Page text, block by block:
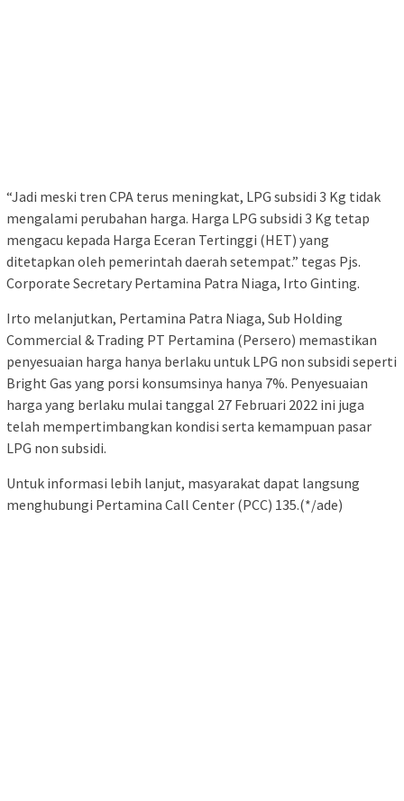
“Jadi meski tren CPA terus meningkat, LPG subsidi 3 Kg tidak
mengalami perubahan harga. Harga LPG subsidi 3 Kg tetap
mengacu kepada Harga Eceran Tertinggi (HET) yang
ditetapkan oleh pemerintah daerah setempat.” tegas Pjs.
Corporate Secretary Pertamina Patra Niaga, Irto Ginting.
Irto melanjutkan, Pertamina Patra Niaga, Sub Holding
Commercial & Trading PT Pertamina (Persero) memastikan
penyesuaian harga hanya berlaku untuk LPG non subsidi seperti
Bright Gas yang porsi konsumsinya hanya 7%. Penyesuaian
harga yang berlaku mulai tanggal 27 Februari 2022 ini juga
telah mempertimbangkan kondisi serta kemampuan pasar
LPG non subsidi.
Untuk informasi lebih lanjut, masyarakat dapat langsung
menghubungi Pertamina Call Center (PCC) 135.(*/ade)